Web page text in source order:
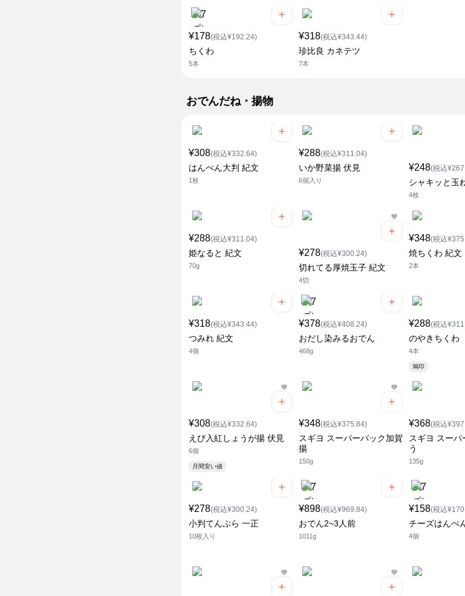
¥178(税込¥192.24)
ちくわ
5本
¥318(税込¥343.44)
珍比良 カネテツ
7本
おでんだね・揚物
¥308(税込¥332.64)
はんぺん大判 紀文
1枚
¥288(税込¥311.04)
いか野菜揚 伏見
6個入り
¥248(税込
シャキッと玉
4枚
¥288(税込¥311.04)
姫なると 紀文
70g
¥278(税込¥300.24)
切れてる厚焼玉子 紀文
4切
¥348(税込
焼ちくわ 紀文
2本
¥318(税込¥343.44)
つみれ 紀文
4個
¥378(税込¥408.24)
おだし染みるおでん
468g
¥288(税込
のやきちくわ
4本
鳩印
¥308(税込¥332.64)
えび入紅しょうが揚 伏見
6個
月間安い値
¥348(税込¥375.84)
スギヨ スーパーパック加賀
揚
150g
¥368(税込
スギヨ スーパ
う
135g
¥278(税込¥300.24)
小判てんぷら 一正
10枚入り
¥898(税込¥969.84)
おでん2~3人前
1011g
¥158(税込
チーズはんぺ
4個